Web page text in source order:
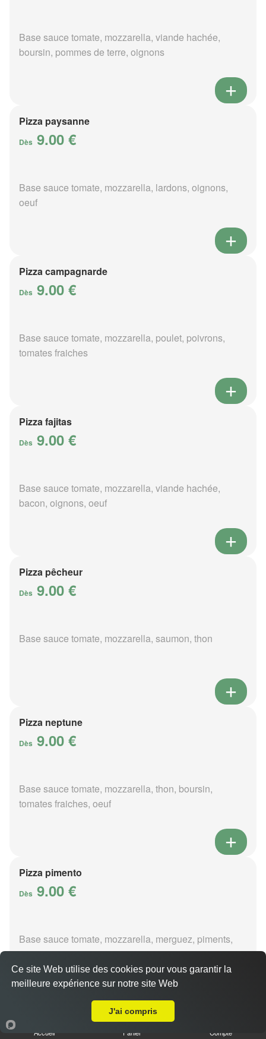
Base sauce tomate, mozzarella, viande hachée,
boursin, pommes de terre, oignons
Pizza paysanne
Dès 9.00 €
Base sauce tomate, mozzarella, lardons, oignons,
oeuf
Pizza campagnarde
Dès 9.00 €
Base sauce tomate, mozzarella, poulet, poivrons,
tomates fraiches
Pizza fajitas
Dès 9.00 €
Base sauce tomate, mozzarella, viande hachée,
bacon, oignons, oeuf
Pizza pêcheur
Dès 9.00 €
Base sauce tomate, mozzarella, saumon, thon
Pizza neptune
Dès 9.00 €
Base sauce tomate, mozzarella, thon, boursin,
tomates fraiches, oeuf
Pizza pimento
Dès 9.00 €
Base sauce tomate, mozzarella, merguez, piments,
oignons
Accueil Panier Compte
Ce site Web utilise des cookies pour vous garantir la
meilleure expérience sur notre site Web
J'ai compris